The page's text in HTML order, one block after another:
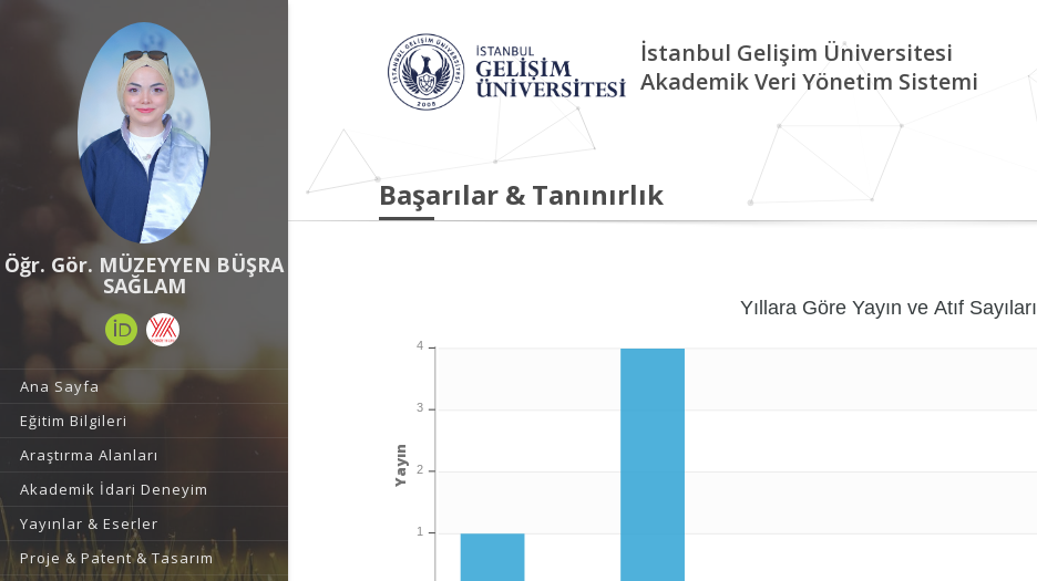
Öğr. Gör. MÜZEYYEN BÜŞRA
SAĞLAM
Ana Sayfa
Eğitim Bilgileri
Araştırma Alanları
Akademik İdari Deneyim
Yayınlar & Eserler
Proje & Patent & Tasarım
İstanbul Gelişim Üniversitesi
Akademik Veri Yönetim Sistemi
Başarılar & Tanınırlık
Yıllara Göre Yayın ve Atıf Sayıları
4
3
2
1
Yayın